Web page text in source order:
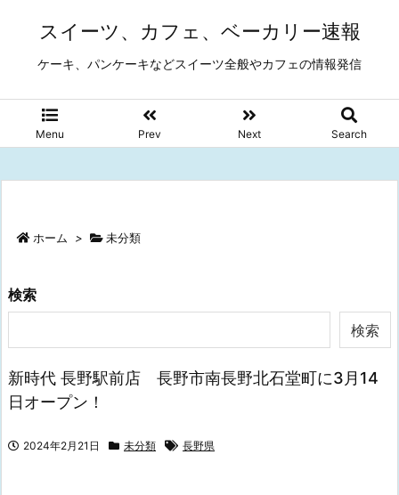
スイーツ、カフェ、ベーカリー速報
ケーキ、パンケーキなどスイーツ全般やカフェの情報発信
Menu Prev Next Search
ホーム > 未分類
検索
検索
新時代 長野駅前店 長野市南長野北石堂町に3月14
日オープン！
2024年2月21日 未分類 長野県